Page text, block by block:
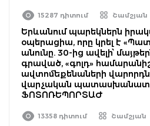
15287 դիտում Շամշյան
Երևանում պարեկներն
օպերացիա, որը կրել է
անունը. 30-ից ավելի՝
գրաված, «գոլդ»
ավտոմեքենաների
վարչական
ՖՈՏՈՌԵՊՈՐՏԱԺ
13358 դիտում Շամշյան